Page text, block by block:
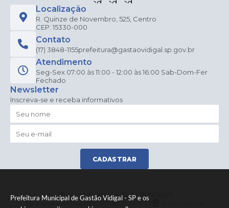
Prefeitura Municipal de Gastão Vidigal - SP e os
Localização
R. Quinze de Novembro, 525, Centro
CEP: 15330-000
Contato
(17) 3848-1155prefeitura@gastaovidigal.sp.gov.br
Atendimento
Seg-Sex 07:00 às 11:00 - 12:00 às 16:00 Sab-Dom-Fer
Fechado
Newsletter
Inscreva-se e receba informativos
CADASTRAR
Versão do Sistema:
3.5.3 - 19/06/2026
Portal atualizado em:
07/08/2026 10:29